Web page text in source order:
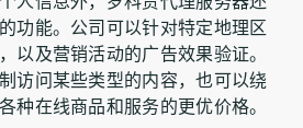
功能。公司可以针对特定地理区
以及营销活动的广告效果验证。
访问某些类型的内容，也可以绕
种在线商品和服务的更优价格。